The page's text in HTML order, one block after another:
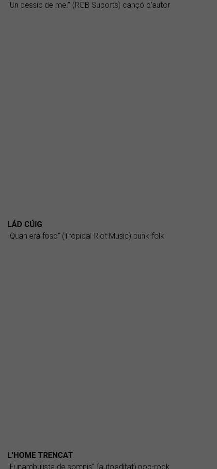
"Un pessic de mel" (RGB Suports) cançó d'autor
LÁD CÚIG
"Quan era fosc" (Tropical Riot Music) punk-folk
L'HOME TRENCAT
"Funambulista de somnis" (autoeditat) pop-rock